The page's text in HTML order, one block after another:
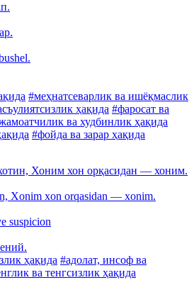
#меҳнатсеварлик ва ишёқмаслик
ҳақида #фаросат ва
ва худбинлик ҳақида
#фойда ва зарар ҳақида
Хоним хон орқасидан — хоним.
Xonim xon orqasidan — xonim.
suspicion
ҳақида #адолат, инсоф ва
ва тенгсизлик ҳақида